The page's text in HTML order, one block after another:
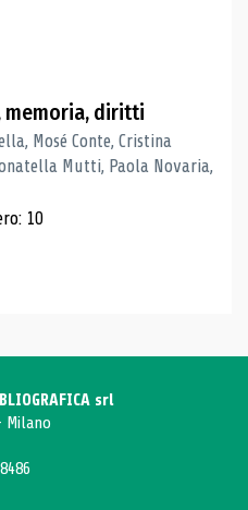
memoria, diritti
Mosé Conte, Cristina
Mutti, Paola Novaria,
10
srl
Milano